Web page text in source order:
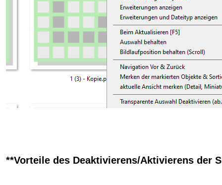
**Vorteile des Deaktivierens/Aktivierens der